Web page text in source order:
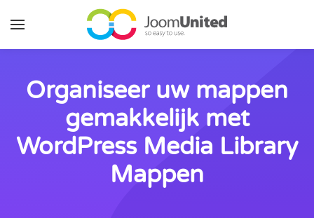
Ga naar de hoofdinhoud
Organiseer uw mappen
gemakkelijk met
WordPress Media Library
Mappen